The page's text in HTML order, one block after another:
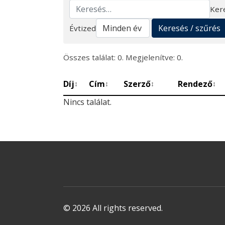
Keresés
Évtized
Keresés / szűrés
Összes találat: 0. Megjelenítve: 0.
Díj↕ Cím↕ Szerző↕ Rendező↕
Nincs találat.
© 2026 All rights reserved.